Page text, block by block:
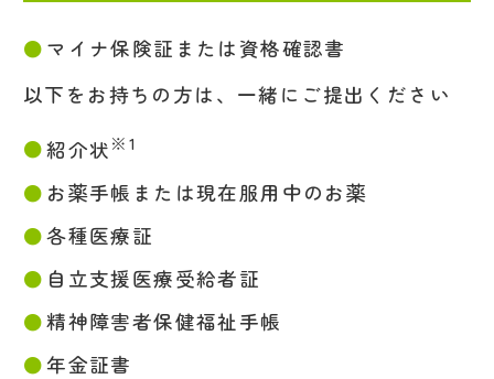
マイナ保険証または資格確認書
以下をお持ちの方は、一緒にご提出ください
紹介状※1
お薬手帳または現在服用中のお薬
各種医療証
自立支援医療受給者証
精神障害者保健福祉手帳
年金証書